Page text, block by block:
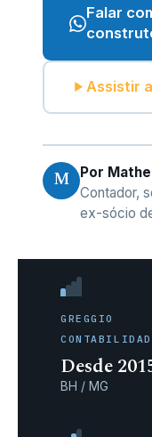
Falar
Assistir
M
Por
Contador,
ex-sócio
GREGGIO
Desde
BH / MG